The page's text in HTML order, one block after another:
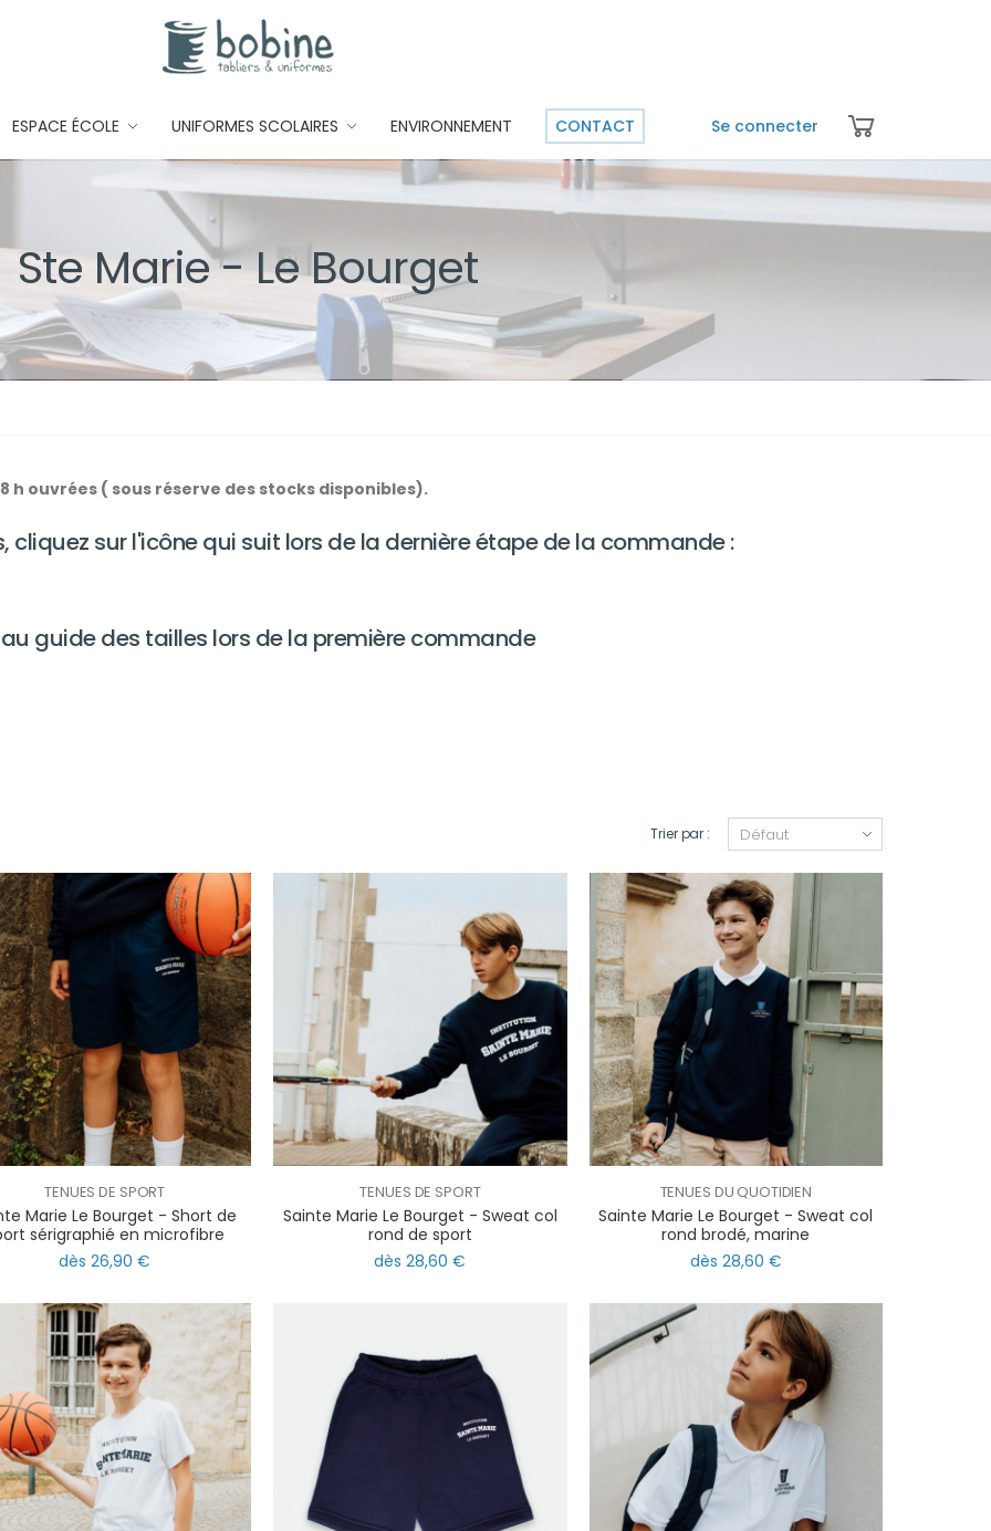
ESPACE ÉCOLE UNIFORMES SCOLAIRES ENVIRONNEMENT CONTACT Se connecter
Ste Marie - Le Bourget
h ouvrées ( sous réserve des stocks disponibles).
cliquez sur l'icône qui suit lors de la dernière étape de la commande :
guide des tailles lors de la première commande
Trier par :
TENUES DE SPORT
Marie Le Bourget - Short de
sérigraphié en microfibre
dès 26,90 €
TENUES DE SPORT
Sainte Marie Le Bourget - Sweat col
rond de sport
dès 28,60 €
TENUES DU QUOTIDIEN
Sainte Marie Le Bourget - Sweat col
rond brodé, marine
dès 28,60 €